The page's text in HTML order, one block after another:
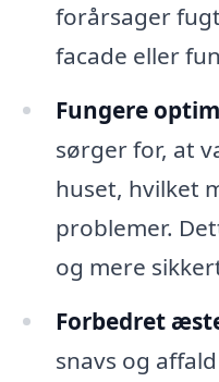
forårsager
facade eller
Fungere
sørger for, at
huset, hvilket
problemer.
og mere
Forbedret
snavs og